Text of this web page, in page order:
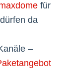
für
da
–